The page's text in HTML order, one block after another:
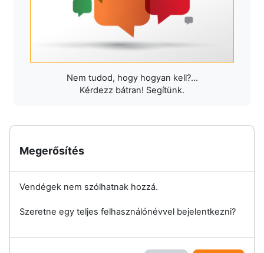
Nem tudod, hogy hogyan kell?...
Kérdezz bátran! Segítünk.
Megerősítés
Vendégek nem szólhatnak hozzá.
Szeretne egy teljes felhasználónévvel bejelentkezni?